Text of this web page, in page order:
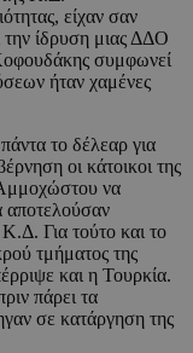
είχαν σαν
ίδρυση μιας ΔΔΟ
συμφωνεί
ήταν χαμένες
το δέλεαρ για
οι κάτοικοι της
να
αποτελούσαν
Για τούτο και το
τμήματος της
και η Τουρκία.
πάρει τα
σε κατάργηση της